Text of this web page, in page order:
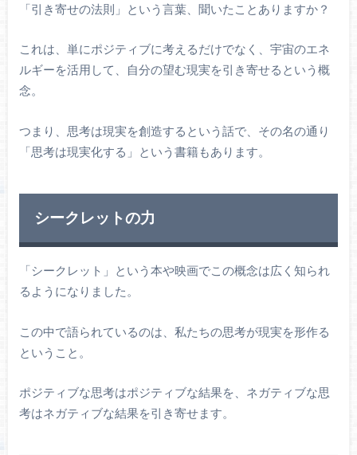
「引き寄せの法則」という言葉、聞いたことありますか？
これは、単にポジティブに考えるだけでなく、宇宙のエネ
ルギーを活用して、自分の望む現実を引き寄せるという概
念。
つまり、思考は現実を創造するという話で、その名の通り
「思考は現実化する」という書籍もあります。
シークレットの力
「シークレット」という本や映画でこの概念は広く知られ
るようになりました。
この中で語られているのは、私たちの思考が現実を形作る
ということ。
ポジティブな思考はポジティブな結果を、ネガティブな思
考はネガティブな結果を引き寄せます。